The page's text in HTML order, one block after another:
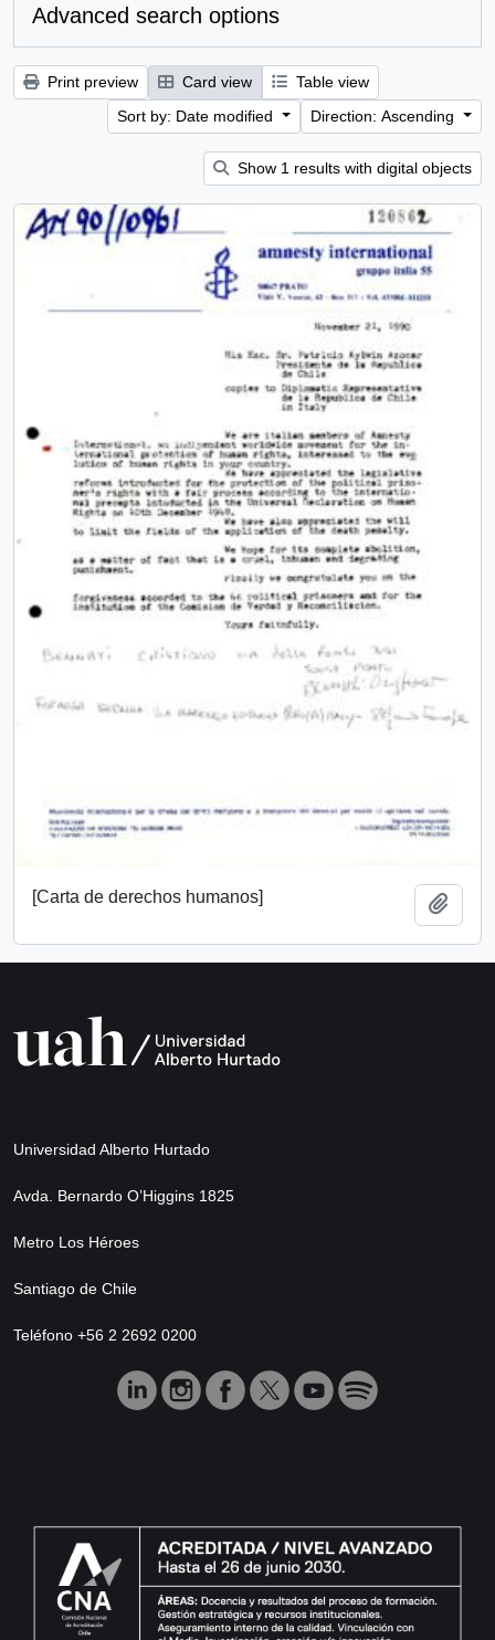
Advanced search options
Print preview Card view
Table view
Sort by: Date modified
Direction: Ascending
Show 1 results with digital objects
[Carta de derechos humanos]
Universidad Alberto Hurtado
Avda. Bernardo O’Higgins 1825
Metro Los Héroes
Santiago de Chile
Teléfono +56 2 2692 0200